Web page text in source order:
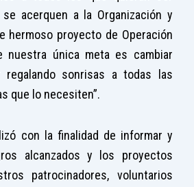
acerquen a la Organización y
hermoso proyecto de Operación
nuestra única meta es cambiar
sonrisas a todas las
que lo necesiten”.
con la finalidad de informar y
alcanzados y los proyectos
patrocinadores, voluntarios